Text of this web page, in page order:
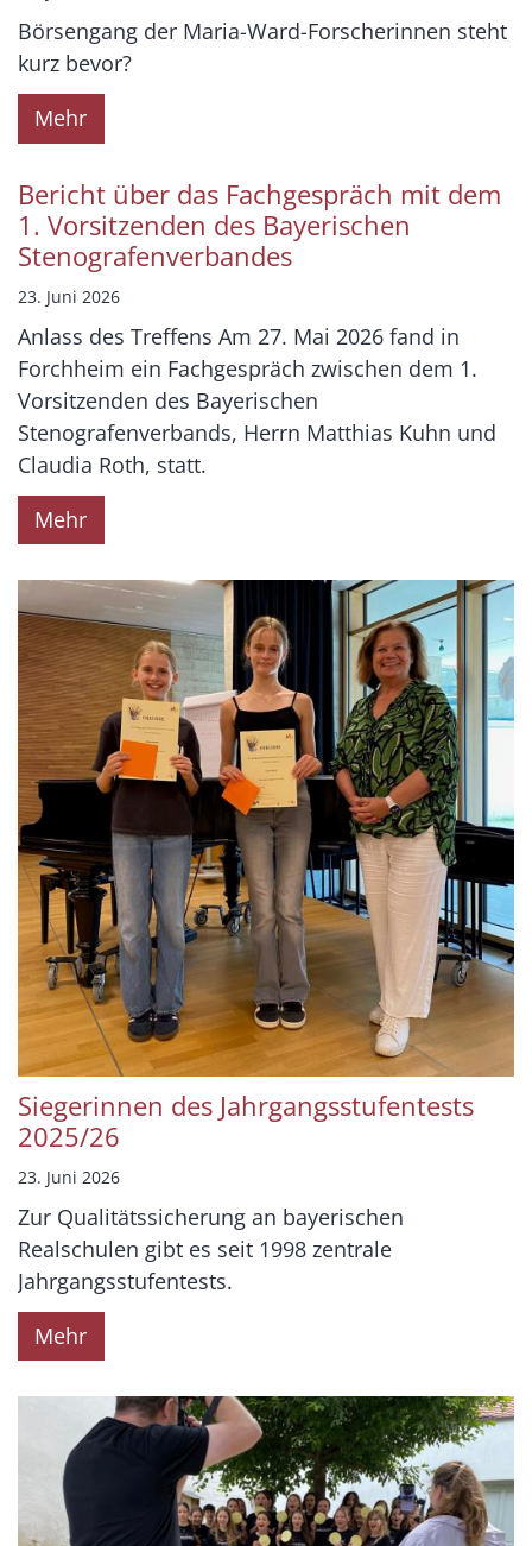
Börsengang der Maria-Ward-Forscherinnen steht
kurz bevor?
Mehr
Bericht über das Fachgespräch mit dem
1. Vorsitzenden des Bayerischen
Stenografenverbandes
23. Juni 2026
Anlass des Treffens Am 27. Mai 2026 fand in
Forchheim ein Fachgespräch zwischen dem 1.
Vorsitzenden des Bayerischen
Stenografenverbands, Herrn Matthias Kuhn und
Claudia Roth, statt.
Mehr
Siegerinnen des Jahrgangsstufentests
2025/26
23. Juni 2026
Zur Qualitätssicherung an bayerischen
Realschulen gibt es seit 1998 zentrale
Jahrgangsstufentests.
Mehr